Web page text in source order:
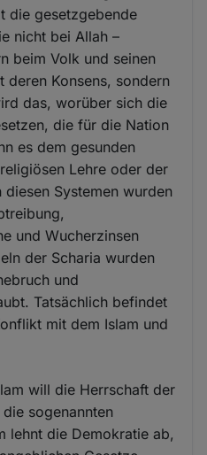
die gesetzgebende
nicht bei Allah –
beim Volk und seinen
deren Konsens, sondern
das, worüber sich die
die für die Nation
es dem gesunden
Lehre oder der
Systemen wurden
und Wucherzinsen
der Scharia wurden
und
Tatsächlich befindet
mit dem Islam und
will die Herrschaft der
sogenannten
lehnt die Demokratie ab,